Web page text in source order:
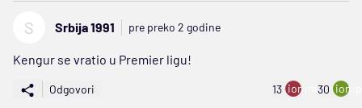
S Srbija 1991 pre preko 2 godine
Kengur se vratio u Premier ligu!
Odgovori 13 ion:minus
30